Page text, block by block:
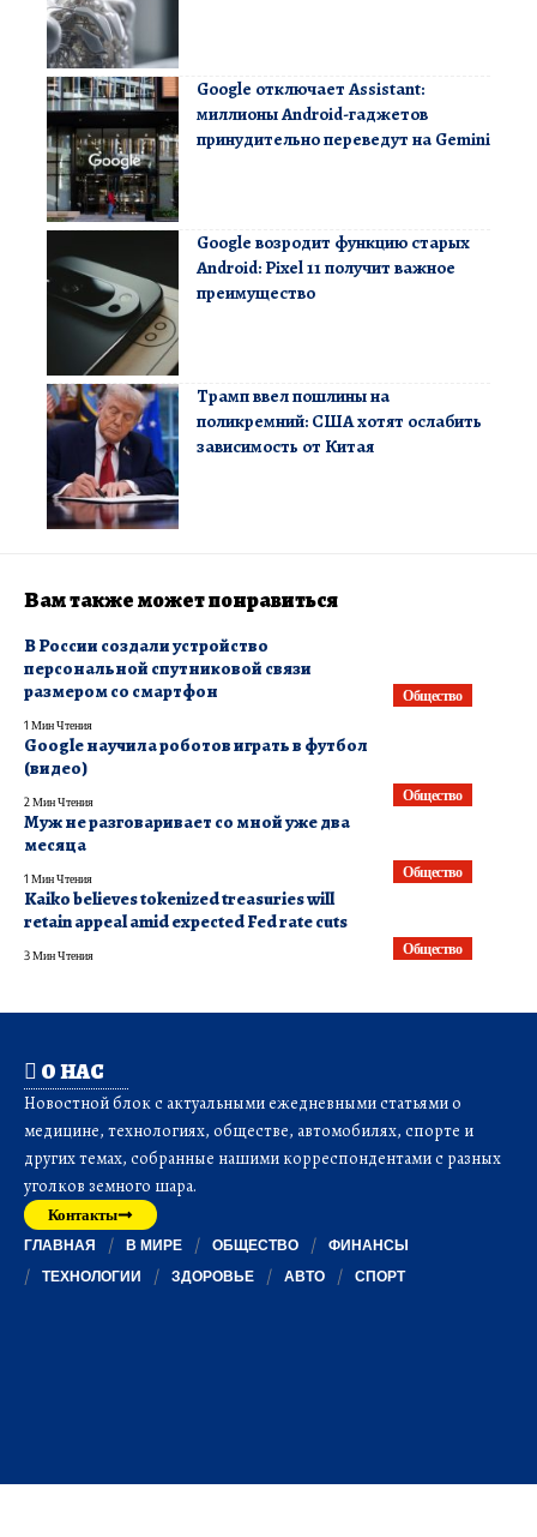
Google отключает Assistant:
миллионы Android-гаджетов
принудительно переведут на Gemini
Google возродит функцию старых
Android: Pixel 11 получит важное
преимущество
Трамп ввел пошлины на
поликремний: США хотят ослабить
зависимость от Китая
Вам также может понравиться
Общество
В России создали устройство
персональной спутниковой связи
размером со смартфон
1 Мин Чтения
Общество
Google научила роботов играть в футбол
(видео)
2 Мин Чтения
Общество
Муж не разговаривает со мной уже два
месяца
1 Мин Чтения
Общество
Kaiko believes tokenized treasuries will
retain appeal amid expected Fed rate cuts
3 Мин Чтения
О НАС
Новостной блок с актуальными ежедневными статьями о
медицине, технологиях, обществе, автомобилях, спорте и
других темах, собранные нашими корреспондентами с разных
уголков земного шара.
Контакты
ГЛАВНАЯ В МИРЕ ОБЩЕСТВО
ФИНАНСЫ
ТЕХНОЛОГИИ
ЗДОРОВЬЕ АВТО СПОРТ